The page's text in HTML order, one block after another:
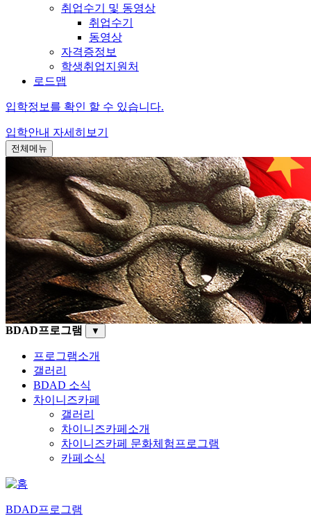
취업수기 및 동영상
취업수기
동영상
자격증정보
학생취업지원처
로드맵
입학정보를 확인 할 수 있습니다.
입학안내 자세히보기
전체메뉴
BDAD프로그램 ▼
프로그램소개
갤러리
BDAD 소식
차이니즈카페
갤러리
차이니즈카페소개
차이니즈카페 문화체험프로그램
카페소식
BDAD프로그램